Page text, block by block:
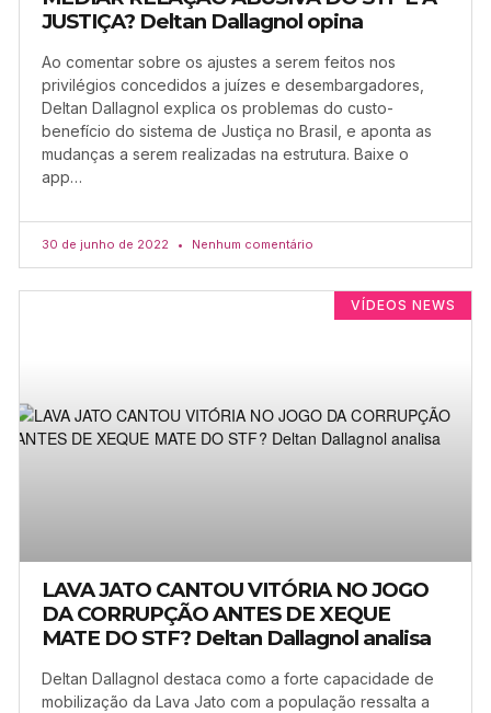
JUSTIÇA? Deltan Dallagnol opina
Ao comentar sobre os ajustes a serem feitos nos
privilégios concedidos a juízes e desembargadores,
Deltan Dallagnol explica os problemas do custo-
benefício do sistema de Justiça no Brasil, e aponta as
mudanças a serem realizadas na estrutura. Baixe o
app…
30 de junho de 2022 Nenhum comentário
VÍDEOS NEWS
LAVA JATO CANTOU VITÓRIA NO JOGO
DA CORRUPÇÃO ANTES DE XEQUE
MATE DO STF? Deltan Dallagnol analisa
Deltan Dallagnol destaca como a forte capacidade de
mobilização da Lava Jato com a população ressalta a